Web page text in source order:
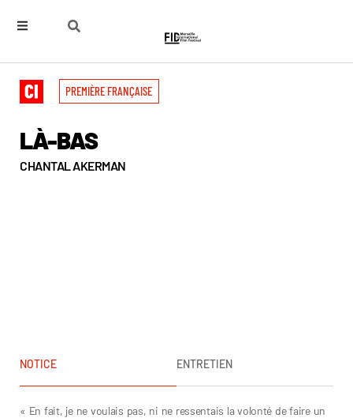
PREMIÈRE FRANÇAISE
LÀ-BAS
CHANTAL AKERMAN
NOTICE ENTRETIEN
« En fait, je ne voulais pas, ni ne ressentais la volonté de faire un